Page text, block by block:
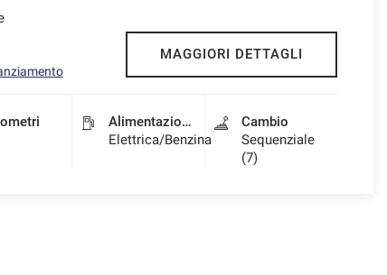
MAGGIORI DETTAGLI
Alimentazione
Elettrica/Benzina
Cambio
Sequenziale
(7)